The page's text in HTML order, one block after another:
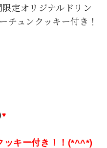
定オリジナルドリン
チュンクッキー付き！
♥
ッキー付き！！(*^^*)